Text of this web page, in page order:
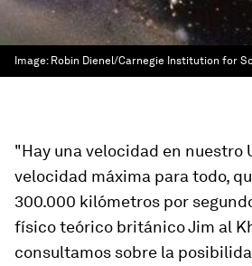
Image: Robin Dienel/Carnegie Institution for
"Hay una velocidad en nuestro
velocidad máxima para todo,
300.000 kilómetros por
físico teórico británico Jim al
consultamos sobre la